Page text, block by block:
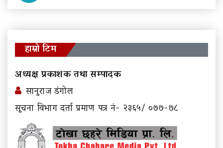
हाम्रो टिम
अध्यक्ष प्रकाशक तथा सम्पादक
सानुराज डंगोल
सूचना विभाग दर्ता प्रमाण पत्र नं- २३६५/ ०७७-७८